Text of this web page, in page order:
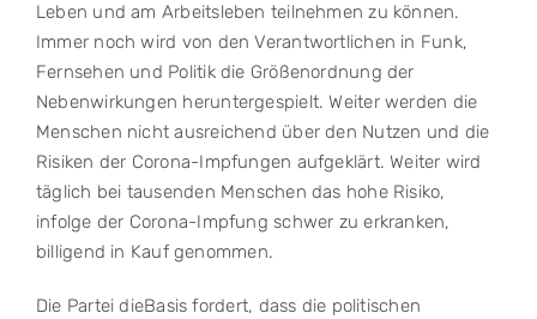
Leben und am Arbeitsleben teilnehmen zu können.
Immer noch wird von den Verantwortlichen in Funk,
Fernsehen und Politik die Größenordnung der
Nebenwirkungen heruntergespielt. Weiter werden die
Menschen nicht ausreichend über den Nutzen und die
Risiken der Corona-Impfungen aufgeklärt. Weiter wird
täglich bei tausenden Menschen das hohe Risiko,
infolge der Corona-Impfung schwer zu erkranken,
billigend in Kauf genommen.
Die Partei dieBasis fordert, dass die politischen